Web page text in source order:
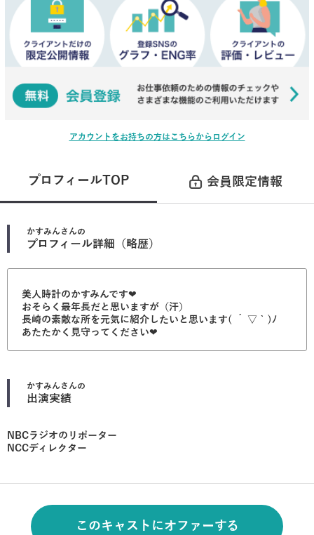
アカウントをお持ちの方はこちらからログイン
プロフィールTOP 会員限定情報
かすみん さんの
プロフィール詳細（略歴）
美人時計のかすみんです❤︎
おそらく最年長だと思いますが（汗）
長崎の素敵な所を元気に紹介したいと思います( ´ ▽ ` )ﾉ
あたたかく見守ってください❤︎
かすみん さんの
出演実績
NBCラジオのリポーター
NCCディレクター
このキャストにオファーする